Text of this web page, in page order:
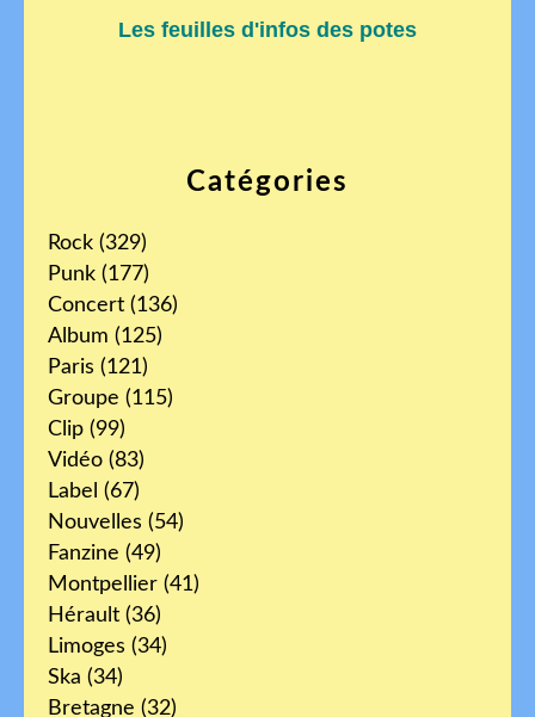
Catégories
Rock (329)
Punk (177)
Concert (136)
Album (125)
Paris (121)
Groupe (115)
Clip (99)
Vidéo (83)
Label (67)
Nouvelles (54)
Fanzine (49)
Montpellier (41)
Hérault (36)
Limoges (34)
Ska (34)
Bretagne (32)
Les feuilles d'infos des potes